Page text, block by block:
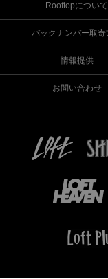
Rooftopについて
バックナンバー取寄
情報提供
お問い合わせ